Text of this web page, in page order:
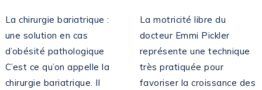
La chirurgie bariatrique :
une solution en cas
d’obésité pathologique
C’est ce qu’on appelle la
chirurgie bariatrique. Il
La motricité libre du
docteur Emmi Pickler
représente une technique
très pratiquée pour
favoriser la croissance des